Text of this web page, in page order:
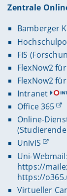
Zentrale
Bamberger
FIS
FlexNow2
FlexNow2
Intranet
Office 365
Online-
UnivIS
Uni-
https://
https://
Virtueller